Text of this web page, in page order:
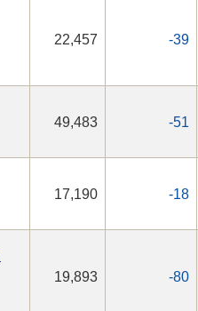
22,457 -39
49,483 -51
17,190 -18
19,893 -80